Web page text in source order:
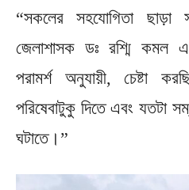
“সকলের সহযোগিতা ছাড়া
জেলাশাসক ডঃ রশ্মি কমল
পরামর্শ অনুযায়ী, চেষ্টা
পরিষেবাটুকু দিতে এবং যতটা
ঘটাতে।”